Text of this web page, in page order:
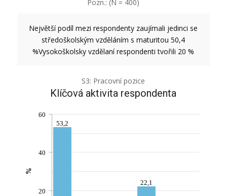
Pozn.: (N = 400)
Největší podíl mezi respondenty zaujímali jedinci se
středoškolským vzděláním s maturitou 50,4
%Vysokoškolsky vzdělaní respondenti tvořili 20 %
S3: Pracovní pozice
Klíčová aktivita respondenta
53,2
22,1
20
40
60
%